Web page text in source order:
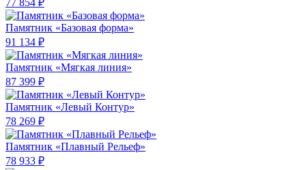
77 854 ₽
Памятник «Базовая форма»
91 134 ₽
Памятник «Мягкая линия»
87 399 ₽
Памятник «Левый Контур»
78 269 ₽
Памятник «Плавный Рельеф»
78 933 ₽